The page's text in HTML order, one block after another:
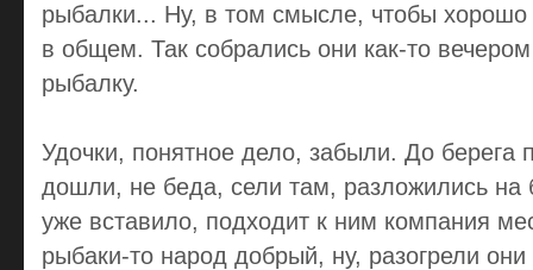
рыбалки... Ну, в том смысле, чтобы хорошо
в общем. Так собрались они как-то
рыбалку.
Удочки, понятное дело, забыли. До берега
дошли, не беда, сели там, разложились на
уже вставило, подходит к ним компания
рыбаки-то народ добрый, ну, разогрели